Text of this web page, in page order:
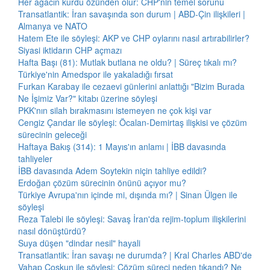
Transatlantik: İran savaşında son durum | ABD-Çin ilişkileri |
Almanya ve NATO
Hatem Ete ile söyleşi: AKP ve CHP oylarını nasıl artırabilirler?
Siyasi iktidarın CHP açmazı
Hafta Başı (81): Mutlak butlana ne oldu? | Süreç tıkalı mı?
Türkiye'nin Amedspor ile yakaladığı fırsat
Furkan Karabay ile cezaevi günlerini anlattığı "Bizim Burada
Ne İşimiz Var?" kitabı üzerine söyleşi
PKK'nın silah bırakmasını istemeyen ne çok kişi var
Cengiz Çandar ile söyleşi: Öcalan-Demirtaş ilişkisi ve çözüm
sürecinin geleceği
Haftaya Bakış (314): 1 Mayıs'ın anlamı | İBB davasında
tahliyeler
İBB davasında Adem Soytekin niçin tahliye edildi?
Erdoğan çözüm sürecinin önünü açıyor mu?
Türkiye Avrupa'nın içinde mi, dışında mı? | Sinan Ülgen ile
söyleşi
Reza Talebi ile söyleşi: Savaş İran'da rejim-toplum ilişkilerini
nasıl dönüştürdü?
Suya düşen "dindar nesil" hayali
Transatlantik: İran savaşı ne durumda? | Kral Charles ABD'de
Vahap Coşkun ile söyleşi: Çözüm süreci neden tıkandı? Ne